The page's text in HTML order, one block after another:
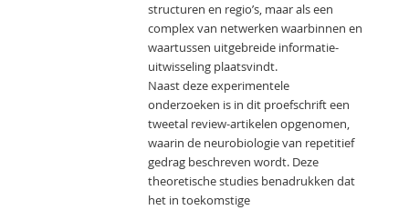
structuren en regio’s, maar als een
complex van netwerken waarbinnen en
waartussen uitgebreide informatie-
uitwisseling plaatsvindt.
Naast deze experimentele
onderzoeken is in dit proefschrift een
tweetal review-artikelen opgenomen,
waarin de neurobiologie van repetitief
gedrag beschreven wordt. Deze
theoretische studies benadrukken dat
het in toekomstige